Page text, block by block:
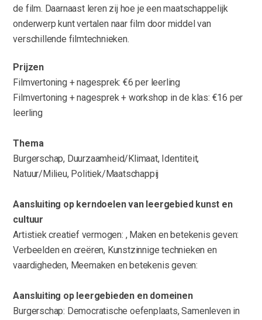
de film. Daarnaast leren zij hoe je een maatschappelijk
onderwerp kunt vertalen naar film door middel van
verschillende filmtechnieken.
Prijzen
Filmvertoning + nagesprek: €6 per leerling
Filmvertoning + nagesprek + workshop in de klas: €16 per
leerling
Thema
Burgerschap, Duurzaamheid/Klimaat, Identiteit,
Natuur/Milieu, Politiek/Maatschappij
Aansluiting op kerndoelen van leergebied kunst en
cultuur
Artistiek creatief vermogen: , Maken en betekenis geven:
Verbeelden en creëren, Kunstzinnige technieken en
vaardigheden, Meemaken en betekenis geven:
Aansluiting op leergebieden en domeinen
Burgerschap: Democratische oefenplaats, Samenleven in